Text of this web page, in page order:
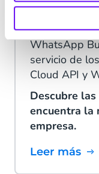
WhatsApp
servicio de
Cloud API y
Descubre
encuentra la
empresa.
Leer más